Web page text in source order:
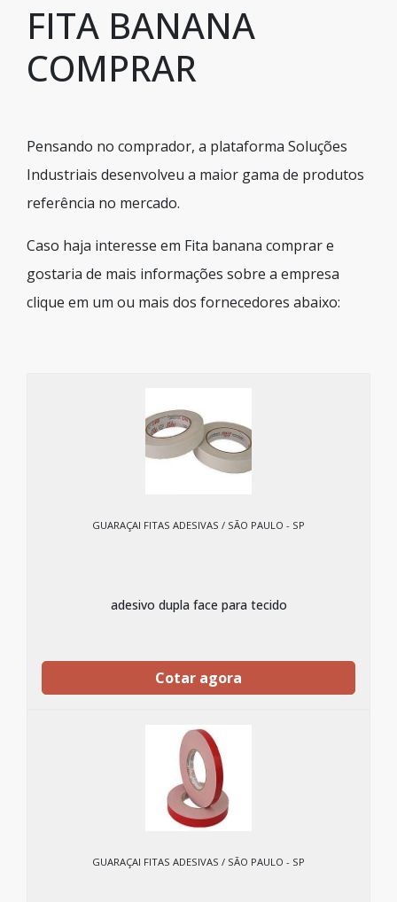
FITA BANANA
COMPRAR
Pensando no comprador, a plataforma Soluções
Industriais desenvolveu a maior gama de produtos
referência no mercado.
Caso haja interesse em Fita banana comprar e
gostaria de mais informações sobre a empresa
clique em um ou mais dos fornecedores abaixo:
GUARAÇAI FITAS ADESIVAS / SÃO PAULO - SP
adesivo dupla face para tecido
Cotar agora
GUARAÇAI FITAS ADESIVAS / SÃO PAULO - SP